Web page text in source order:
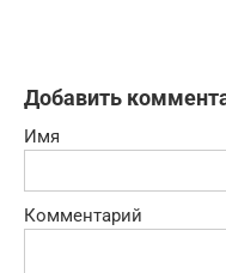
Добавить
Имя
Комментарий